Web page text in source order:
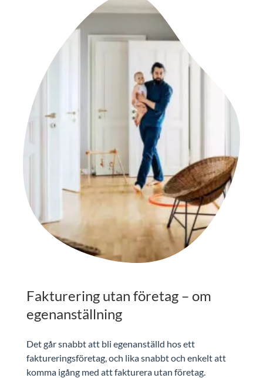
Fakturering utan företag – om
egenanställning
Det går snabbt att bli egenanställd hos ett
faktureringsföretag, och lika snabbt och enkelt att
komma igång med att fakturera utan företag.